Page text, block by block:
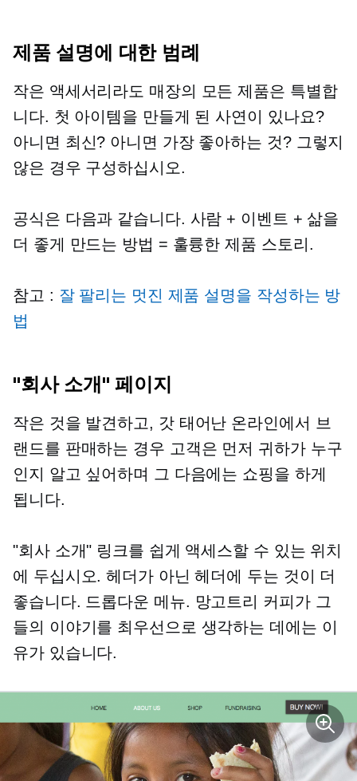
제품 설명에 대한 범례
작은 액세서리라도 매장의 모든 제품은 특별합
니다. 첫 아이템을 만들게 된 사연이 있나요?
아니면 최신? 아니면 가장 좋아하는 것? 그렇지
않은 경우 구성하십시오.
공식은 다음과 같습니다. 사람 + 이벤트 + 삶을
더 좋게 만드는 방법 = 훌륭한 제품 스토리.
참고 : 잘 팔리는 멋진 제품 설명을 작성하는 방
법
"회사 소개" 페이지
작은 것을 발견하고, 갓 태어난 온라인에서 브
랜드를 판매하는 경우 고객은 먼저 귀하가 누구
인지 알고 싶어하며 그 다음에는 쇼핑을 하게
됩니다.
"회사 소개" 링크를 쉽게 액세스할 수 있는 위치
에 두십시오. 헤더가 아닌 헤더에 두는 것이 더
좋습니다. 드롭다운 메뉴. 망고트리 커피가 그
들의 이야기를 최우선으로 생각하는 데에는 이
유가 있습니다.